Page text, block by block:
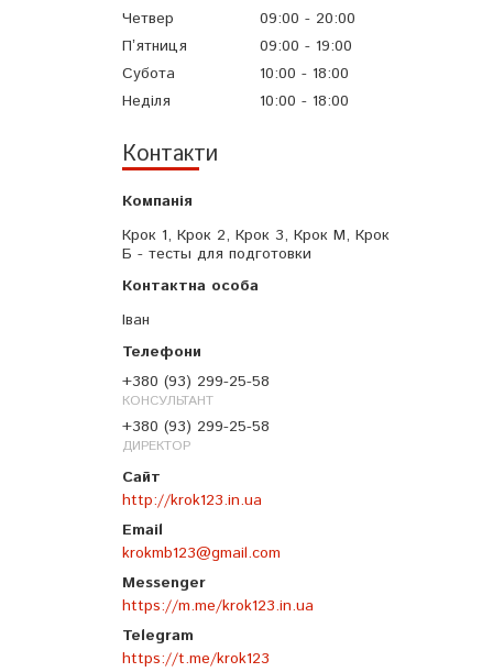
Четвер
09:00
20:00
Пʼятниця
09:00
19:00
Субота
10:00
18:00
Неділя
10:00 18:00
Контакти
Крок 1, Крок 2, Крок 3, Крок М, Крок
Б - тесты для подготовки
Іван
+380 (93) 299-25-58
КОНСУЛЬТАНТ
+380 (93) 299-25-58
ДИРЕКТОР
http://krok123.in.ua
krokmb123@gmail.com
https://m.me/krok123.in.ua
https://t.me/krok123